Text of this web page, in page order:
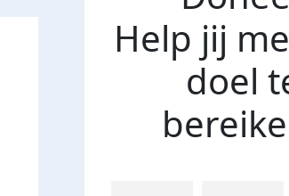
Help jij
doel